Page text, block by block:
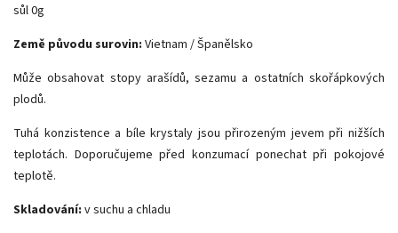
sůl 0g
Země původu surovin: Vietnam / Španělsko
Může obsahovat stopy arašídů, sezamu a ostatních skořápkových
plodů.
Tuhá konzistence a bíle krystaly jsou přirozeným jevem při nižších
teplotách. Doporučujeme před konzumací ponechat při pokojové
teplotě.
Skladování: v suchu a chladu